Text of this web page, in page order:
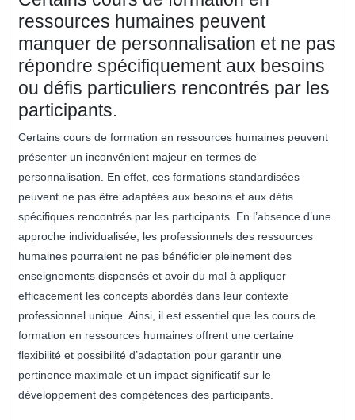
ressources humaines peuvent
manquer de personnalisation et ne pas
répondre spécifiquement aux besoins
ou défis particuliers rencontrés par les
participants.
Certains cours de formation en ressources humaines peuvent
présenter un inconvénient majeur en termes de
personnalisation. En effet, ces formations standardisées
peuvent ne pas être adaptées aux besoins et aux défis
spécifiques rencontrés par les participants. En l’absence d’une
approche individualisée, les professionnels des ressources
humaines pourraient ne pas bénéficier pleinement des
enseignements dispensés et avoir du mal à appliquer
efficacement les concepts abordés dans leur contexte
professionnel unique. Ainsi, il est essentiel que les cours de
formation en ressources humaines offrent une certaine
flexibilité et possibilité d’adaptation pour garantir une
pertinence maximale et un impact significatif sur le
développement des compétences des participants.